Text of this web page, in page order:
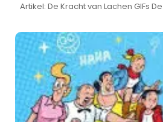
Artikel: De Kracht van Lachen GIFs